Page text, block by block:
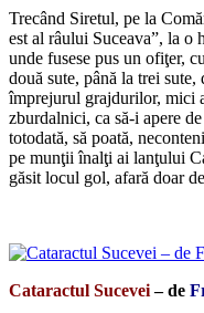
Trecând Siretul, pe la
est al râului Suceava”, la o
unde fusese pus un ofiţer,
două sute, până la trei
împrejurul grajdurilor, mici
zburdalnici, ca să-i apere
totodată, să poată,
pe munţii înalţi ai lanţului
găsit locul gol, afară doar
Cataractul Sucevei– de